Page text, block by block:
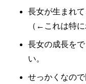
長女が生まれ
（←これは特に
長女の成長を
い。
せっかくなので